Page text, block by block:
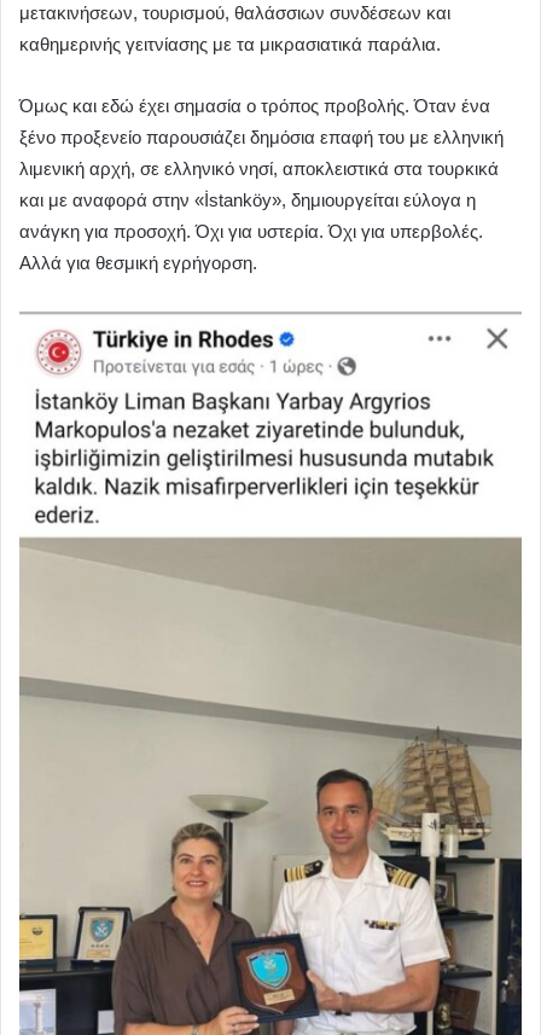
μετακινήσεων, τουρισμού, θαλάσσιων συνδέσεων και
καθημερινής γειτνίασης με τα μικρασιατικά παράλια.
Όμως και εδώ έχει σημασία ο τρόπος προβολής. Όταν ένα
ξένο προξενείο παρουσιάζει δημόσια επαφή του με ελληνική
λιμενική αρχή, σε ελληνικό νησί, αποκλειστικά στα τουρκικά
και με αναφορά στην «İstanköy», δημιουργείται εύλογα η
ανάγκη για προσοχή. Όχι για υστερία. Όχι για υπερβολές.
Αλλά για θεσμική εγρήγορση.